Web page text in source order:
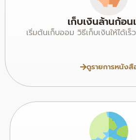
เก็บเงินล้านก้อ
เริ่มต้นเก็บออม วิธีเก็บเงินให้ได้เ
ดูรายการหนังสื